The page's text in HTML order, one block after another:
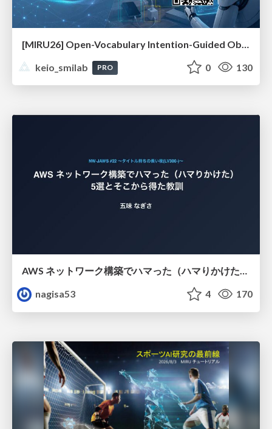
keio_smilab
PRO 0 130
AWS ネットワーク構築でハマった（ハマりかけた） 5選とそこから得た教訓
nagisa53
4 170